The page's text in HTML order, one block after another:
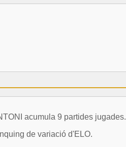
acumula 9 partides jugades.
de variació d'ELO.